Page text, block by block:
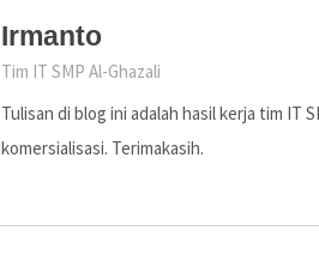
Irmanto
Tim IT SMP Al-Ghazali
Tulisan di blog ini adalah hasil kerja tim IT
komersialisasi. Terimakasih.